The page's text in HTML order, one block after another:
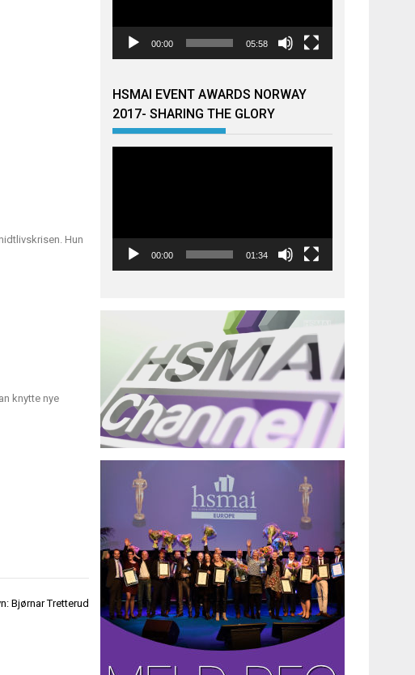
Hun
knytte nye
Bjørnar Tretterud
00:00 05:58
HSMAI EVENT AWARDS NORWAY
2017- SHARING THE GLORY
00:00 01:34